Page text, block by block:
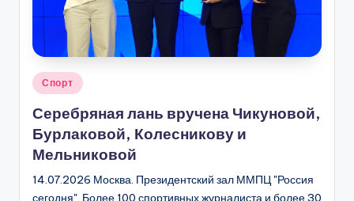
Опубликовано
Спорт
Серебряная лань вручена Чикуновой,
Бурлаковой, Колесникову и
Мельниковой
14.07.2026 Москва. Президентский зал ММПЦ "Россия
сегодня". Более 100 спортивных журналиста и более 30